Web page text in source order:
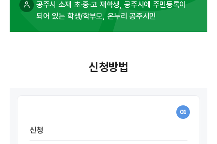
공주시 소재 초·중·고 재학생, 공주시에 주민등록이
되어 있는 학생/학부모, 온누리 공주시민
신청방법
01
신청